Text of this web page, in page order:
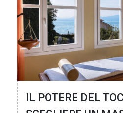
IL POTERE DEL